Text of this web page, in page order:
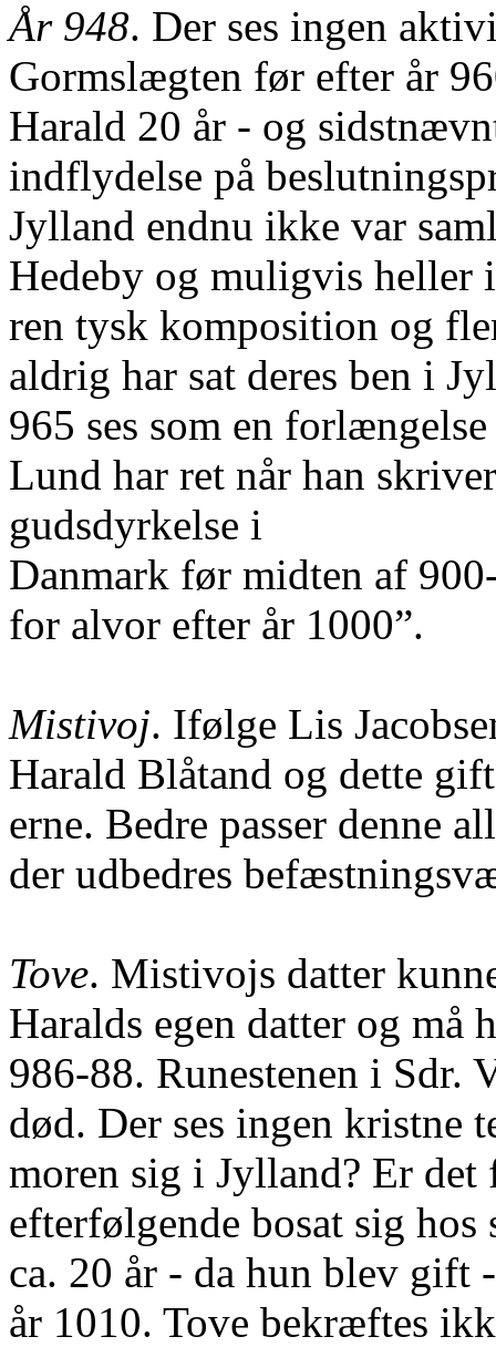
År 948. Der ses ingen
Gormslægten før efter år
Harald 20 år - og
indflydelse på
Jylland endnu ikke var
Hedeby og muligvis heller
ren tysk komposition og
aldrig har sat deres ben i
965 ses som en
Lund har ret når han
gudsdyrkelse i
Danmark før midten af
for alvor efter år 1000”.
Mistivoj. Ifølge Lis
Harald Blåtand og dette
erne. Bedre passer denne
der udbedres
Tove. Mistivojs datter
Haralds egen datter og må
986-88. Runestenen i Sdr.
død. Der ses ingen kristne
moren sig i Jylland? Er
efterfølgende bosat sig
ca. 20 år - da hun blev
år 1010. Tove bekræftes